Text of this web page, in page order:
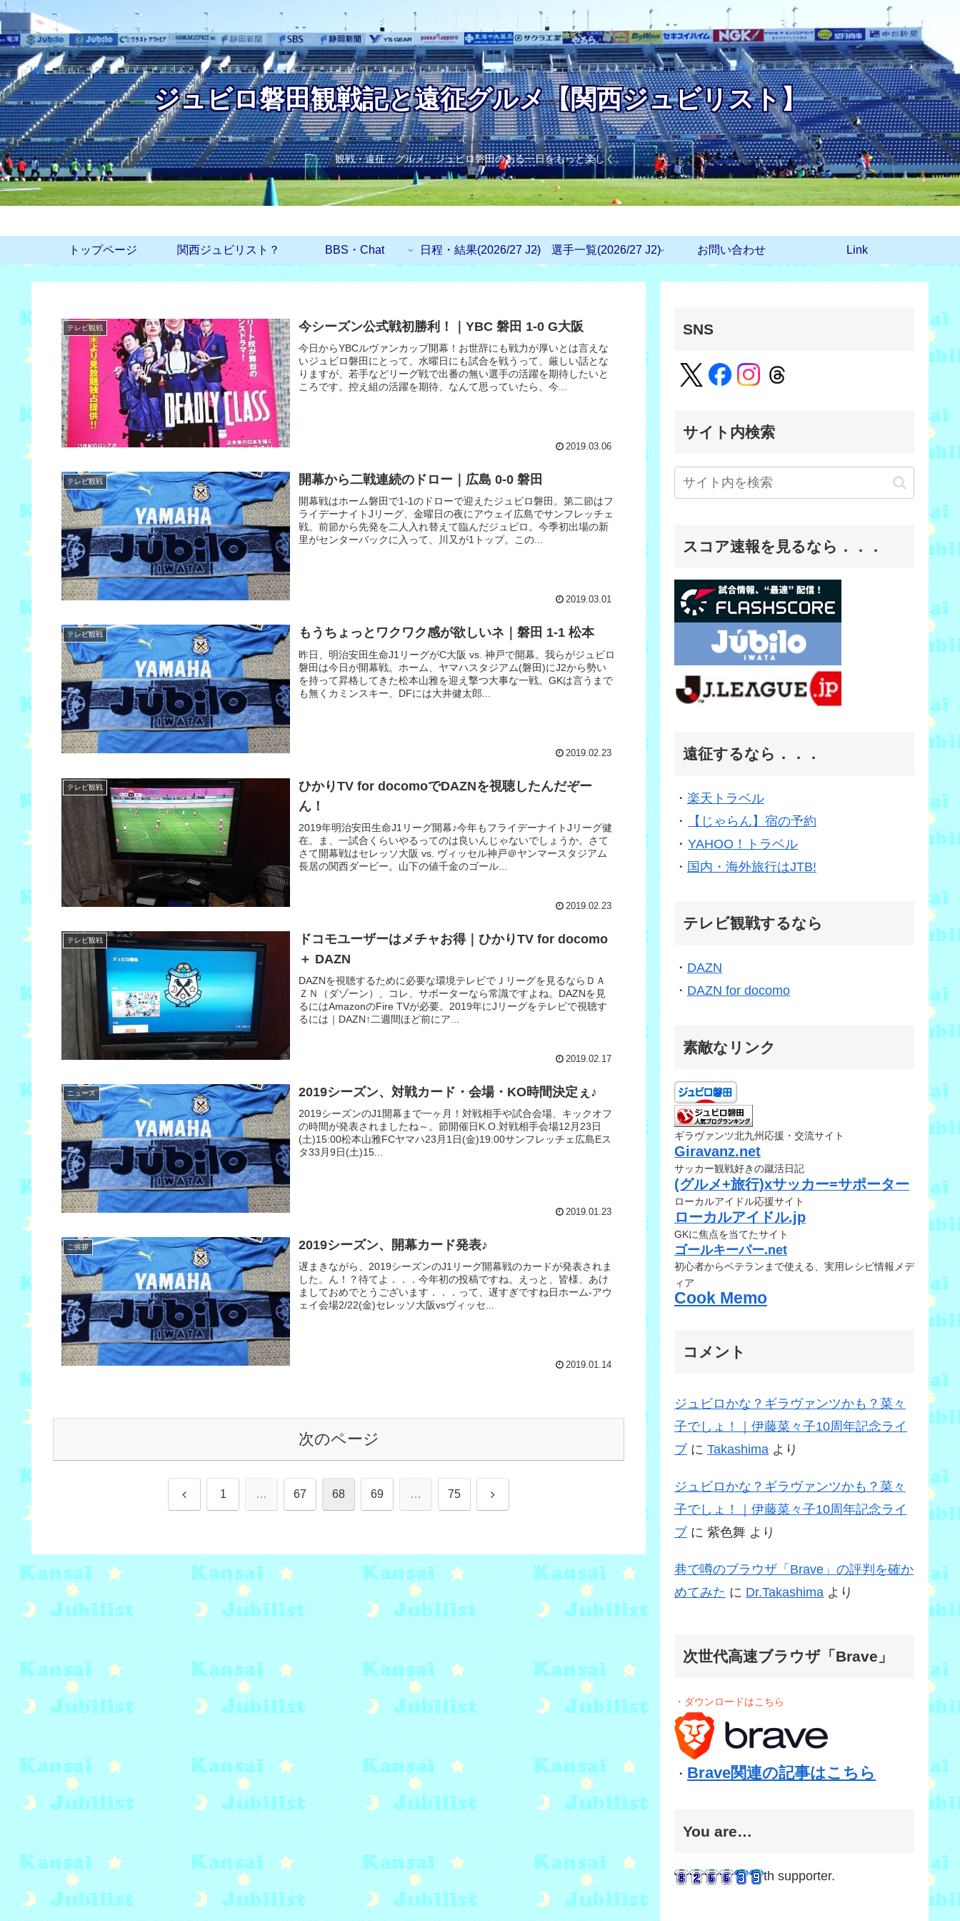
ジュビロ磐田観戦記と遠征グルメ【関西ジュビリスト】
観戦・遠征・グルメ。ジュビロ磐田のある一日をもっと楽しく。
トップページ 関西ジュビリスト？ BBS・Chat 日程・結果(2026/27 J2) 選手一覧(2026/27 J2) お問い合わせ Link
テレビ観戦 今シーズン公式戦初勝利！｜YBC 磐田 1-0 G大阪
今日からYBCルヴァンカップ開幕！お世辞にも戦力が厚いとは言えな
いジュビロ磐田にとって、水曜日にも試合を戦うって、厳しい話とな
りますが、若手などリーグ戦で出番の無い選手の活躍を期待したいと
ころです。控え組の活躍を期待、なんて思っていたら、今...
2019.03.06
テレビ観戦 開幕から二戦連続のドロー｜広島 0-0 磐田
開幕戦はホーム磐田で1-1のドローで迎えたジュビロ磐田。第二節はフ
ライデーナイトJリーグ、金曜日の夜にアウェイ広島でサンフレッチェ
戦。前節から先発を二人入れ替えて臨んだジュビロ。今季初出場の新
里がセンターバックに入って、川又が1トップ。この...
2019.03.01
テレビ観戦 もうちょっとワクワク感が欲しいネ｜磐田 1-1 松本
昨日、明治安田生命J1リーグがC大阪 vs. 神戸で開幕。我らがジュビロ
磐田は今日が開幕戦。ホーム、ヤマハスタジアム(磐田)にJ2から勢い
を持って昇格してきた松本山雅を迎え撃つ大事な一戦。GKは言うまで
も無くカミンスキー、DFには大井健太郎...
2019.02.23
テレビ観戦
ひかりTV for docomoでDAZNを視聴したんだぞー
ん！
2019年明治安田生命J1リーグ開幕♪今年もフライデーナイトJリーグ健
在。ま、一試合くらいやるってのは良いんじゃないでしょうか。さて
さて開幕戦はセレッソ大阪 vs. ヴィッセル神戸＠ヤンマースタジアム
長居の関西ダービー。山下の値千金のゴール...
2019.02.23
テレビ観戦
ドコモユーザーはメチャお得｜ひかりTV for docomo
＋ DAZN
DAZNを視聴するために必要な環境テレビでＪリーグを見るならＤＡ
ＺＮ（ダゾーン）、コレ、サポーターなら常識ですよね。DAZNを見
るにはAmazonのFire TVが必要。2019年にJリーグをテレビで視聴す
るには｜DAZN↑二週間ほど前にア...
2019.02.17
ニュース 2019シーズン、対戦カード・会場・KO時間決定ぇ♪
2019シーズンのJ1開幕まで一ヶ月！対戦相手や試合会場、キックオフ
の時間が発表されましたね～。節開催日K.O.対戦相手会場12月23日
(土)15:00松本山雅FCヤマハ23月1日(金)19:00サンフレッチェ広島Eス
タ33月9日(土)15...
2019.01.23
ご挨拶 2019シーズン、開幕カード発表♪
遅まきながら、2019シーズンのJ1リーグ開幕戦のカードが発表されま
した。ん！？待てよ．．．今年初の投稿ですね。えっと、皆様、あけ
ましておめでとうございます．．．って、遅すぎですね日ホーム-アウ
ェイ会場2/22(金)セレッソ大阪vsヴィッセ...
2019.01.14
次のページ
前 1 … 67 68 69 … 75 次
SNS
サイト内検索
スコア速報を見るなら．．．
遠征するなら．．．
・ 楽天トラベル
・
【じゃらん】宿の予約
・ YAHOO！トラベル
・ 国内・海外旅行はJTB!
テレビ観戦するなら
・ DAZN
・ DAZN for docomo
素敵なリンク
ギラヴァンツ北九州応援・交流サイト
Giravanz.net
サッカー観戦好きの蹴活日記
(グルメ+旅行)xサッカー=サポーター
ローカルアイドル応援サイト
ローカルアイドル.jp
GKに焦点を当てたサイト
ゴールキーパー.net
初心者からベテランまで使える、実用レシピ情報メデ
ィア
Cook Memo
コメント
ジュビロかな？ギラヴァンツかも？菜々
子でしょ！｜伊藤菜々子10周年記念ライ
ブ に Takashima より
ジュビロかな？ギラヴァンツかも？菜々
子でしょ！｜伊藤菜々子10周年記念ライ
ブ に 紫色舞 より
巷で噂のブラウザ「Brave」の評判を確か
めてみた に Dr.Takashima より
次世代高速ブラウザ「Brave」
・ダウンロードはこちら
・ Brave関連の記事はこちら
You are…
th supporter.